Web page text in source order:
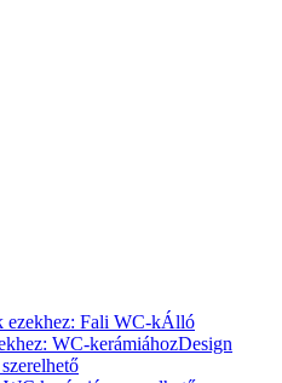
ezekhez: Fali WC-kÁlló
WC-kerámiáhozDesign